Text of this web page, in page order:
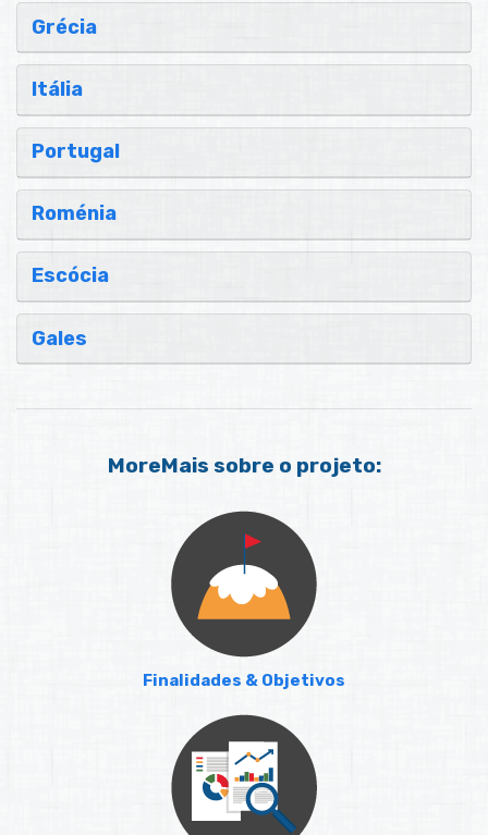
Grécia
Itália
Portugal
Roménia
Escócia
Gales
MoreMais sobre o projeto:
Finalidades & Objetivos